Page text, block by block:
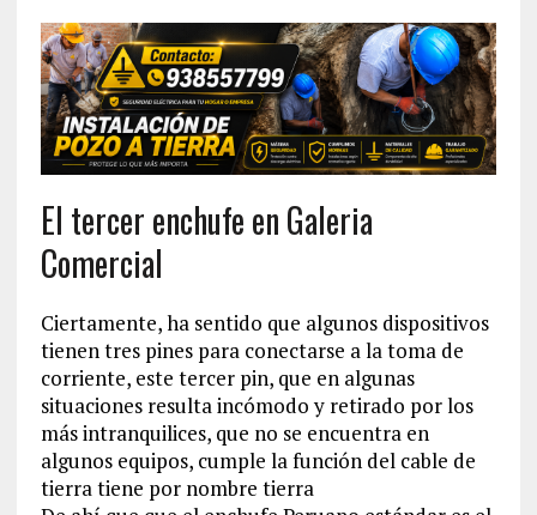
El tercer enchufe en Galeria
Comercial
Ciertamente, ha sentido que algunos dispositivos
tienen tres pines para conectarse a la toma de
corriente, este tercer pin, que en algunas
situaciones resulta incómodo y retirado por los
más intranquilices, que no se encuentra en
algunos equipos, cumple la función del cable de
tierra tiene por nombre tierra